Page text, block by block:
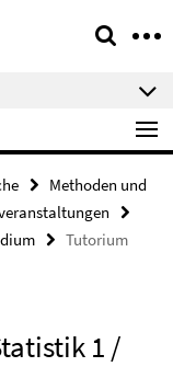
Methoden und
Tutorium
1 /